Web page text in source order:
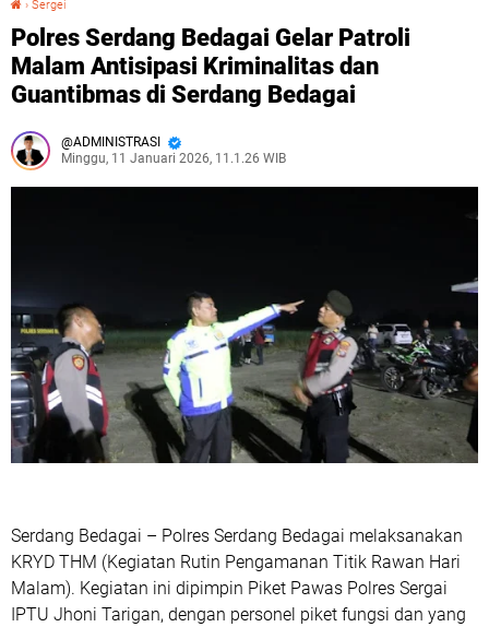
› Sergei
Polres Serdang Bedagai Gelar Patroli
Malam Antisipasi Kriminalitas dan
Guantibmas di Serdang Bedagai
ADMINISTRASI
Minggu, 11 Januari 2026, 11.1.26 WIB
Serdang Bedagai – Polres Serdang Bedagai melaksanakan
KRYD THM (Kegiatan Rutin Pengamanan Titik Rawan Hari
Malam). Kegiatan ini dipimpin Piket Pawas Polres Sergai
IPTU Jhoni Tarigan, dengan personel piket fungsi dan yang